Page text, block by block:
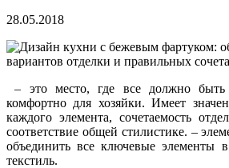
28.05.2018
– это место, где все должно быть
комфортно для хозяйки. Имеет
каждого элемента, сочетаемость
соответствие общей стилистике. –
объединить все ключевые элементы в
текстиль.